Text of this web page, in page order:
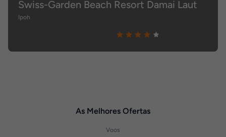
Swiss-Garden Beach Resort Damai Laut
Ipoh
As Melhores Ofertas
Voos